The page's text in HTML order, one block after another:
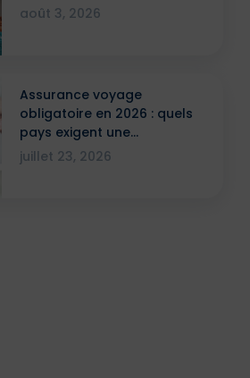
août 3, 2026
Assurance voyage
obligatoire en 2026 : quels
pays exigent une
attestation ?
juillet 23, 2026